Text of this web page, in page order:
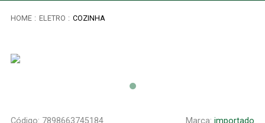
ELETRO COZINHA
7898663745184 importado